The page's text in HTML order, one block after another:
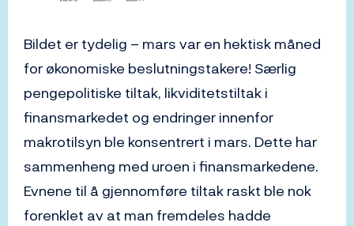
Bildet er tydelig – mars var en hektisk måned
for økonomiske beslutningstakere! Særlig
pengepolitiske tiltak, likviditetstiltak i
finansmarkedet og endringer innenfor
makrotilsyn ble konsentrert i mars. Dette har
sammenheng med uroen i finansmarkedene.
Evnene til å gjennomføre tiltak raskt ble nok
forenklet av at man fremdeles hadde